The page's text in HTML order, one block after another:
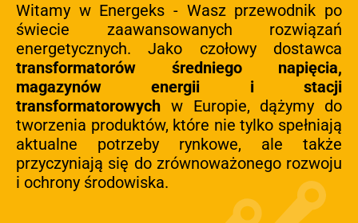
Witamy w Energeks - Wasz przewodnik po
świecie zaawansowanych rozwiązań
energetycznych. Jako czołowy dostawca
transformatorów średniego napięcia,
magazynów energii i stacji
transformatorowych w Europie, dążymy do
tworzenia produktów, które nie tylko spełniają
aktualne potrzeby rynkowe, ale także
przyczyniają się do zrównoważonego rozwoju
i ochrony środowiska.